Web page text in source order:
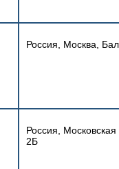
Россия, Москва,
Россия,
2Б